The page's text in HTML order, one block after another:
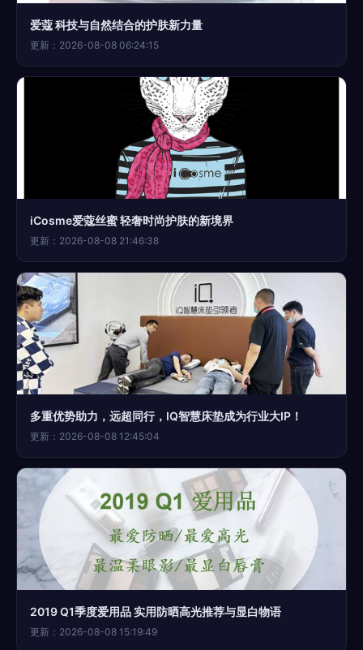
爱蔻 科技与自然结合的护肤新力量
更新：2026-08-08 06:24:15
iCosme爱蔻丝蜜 轻奢时尚护肤的新境界
更新：2026-08-08 21:46:38
多重优势助力，远超同行，IQ智慧床垫成为行业大IP！
更新：2026-08-08 12:45:04
2019 Q1季度爱用品 实用防晒高光推荐与显白物语
更新：2026-08-08 15:19:49